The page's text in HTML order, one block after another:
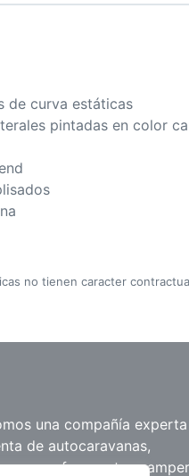
de curva estáticas
pintadas en color
no tienen caracter
una compañía
de autocaravanas,
furgonetas